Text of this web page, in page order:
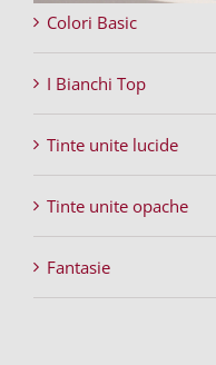
Colori Basic
I Bianchi Top
Tinte unite lucide
Tinte unite opache
Fantasie